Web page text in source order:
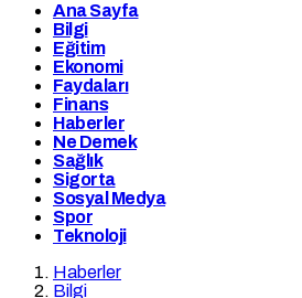
Ana Sayfa
Bilgi
Eğitim
Ekonomi
Faydaları
Finans
Haberler
Ne Demek
Sağlık
Sigorta
Sosyal Medya
Spor
Teknoloji
Haberler
Bilgi